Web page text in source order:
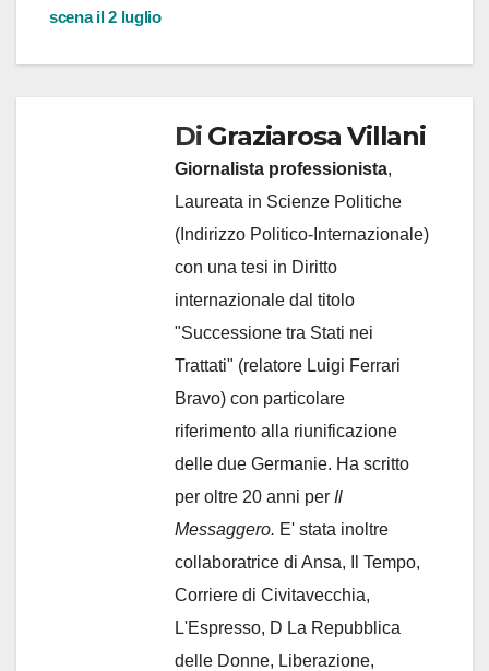
scena il 2 luglio
Di Graziarosa Villani
Giornalista professionista,
Laureata in Scienze Politiche
(Indirizzo Politico-Internazionale)
con una tesi in Diritto
internazionale dal titolo
"Successione tra Stati nei
Trattati" (relatore Luigi Ferrari
Bravo) con particolare
riferimento alla riunificazione
delle due Germanie. Ha scritto
per oltre 20 anni per Il
Messaggero. E' stata inoltre
collaboratrice di Ansa, Il Tempo,
Corriere di Civitavecchia,
L'Espresso, D La Repubblica
delle Donne, Liberazione,